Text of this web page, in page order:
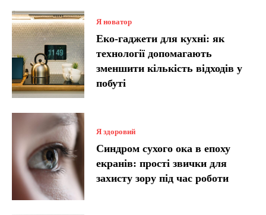
Я новатор
Еко-гаджети для кухні: як
технології допомагають
зменшити кількість відходів у
побуті
Я здоровий
Синдром сухого ока в епоху
екранів: прості звички для
захисту зору під час роботи